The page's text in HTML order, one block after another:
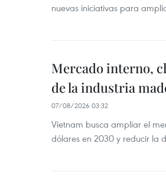
nuevas iniciativas para
Mercado interno,
de la industria
07/08/2026 03:32
Vietnam busca ampliar el
dólares en 2030 y reducir la